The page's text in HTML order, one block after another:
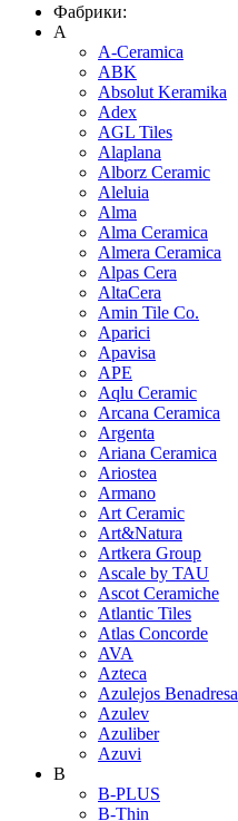
Фабрики:
A
A-Ceramica
ABK
Absolut Keramika
Adex
AGL Tiles
Alaplana
Alborz Ceramic
Aleluia
Alma
Alma Ceramica
Almera Ceramica
Alpas Cera
AltaCera
Amin Tile Co.
Aparici
Apavisa
APE
Aqlu Ceramic
Arcana Ceramica
Argenta
Ariana Ceramica
Ariostea
Armano
Art Ceramic
Art&Natura
Artkera Group
Ascale by TAU
Ascot Ceramiche
Atlantic Tiles
Atlas Concorde
AVA
Azteca
Azulejos Benadresa
Azulev
Azuliber
Azuvi
B
B-PLUS
B-Thin